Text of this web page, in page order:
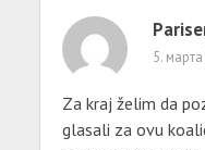
5.
Za kraj želim da
glasali za ovu